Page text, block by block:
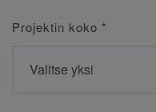
Projektin koko *